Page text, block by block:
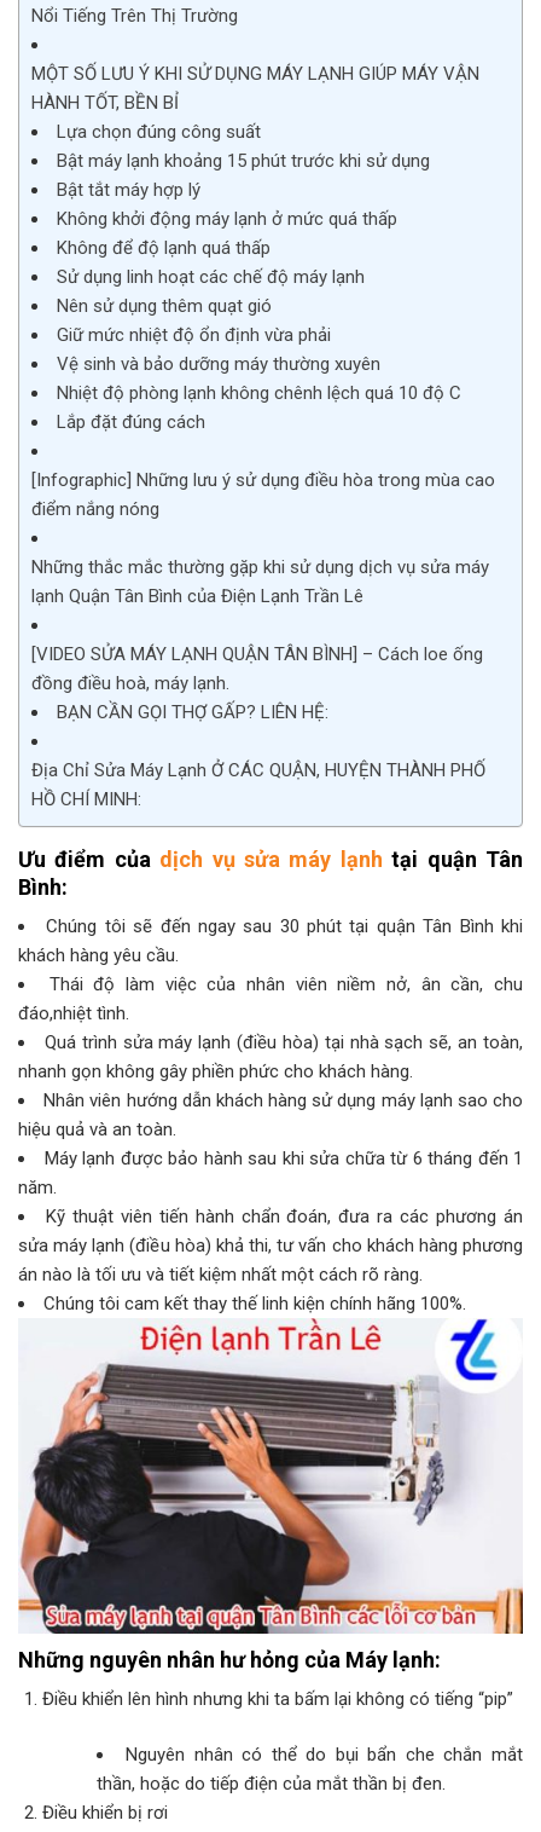
Nổi Tiếng Trên Thị Trường
MỘT SỐ LƯU Ý KHI SỬ DỤNG MÁY LẠNH GIÚP MÁY VẬN
HÀNH TỐT, BỀN BỈ
Lựa chọn đúng công suất
Bật máy lạnh khoảng 15 phút trước khi sử dụng
Bật tắt máy hợp lý
Không khởi động máy lạnh ở mức quá thấp
Không để độ lạnh quá thấp
Sử dụng linh hoạt các chế độ máy lạnh
Nên sử dụng thêm quạt gió
Giữ mức nhiệt độ ổn định vừa phải
Vệ sinh và bảo dưỡng máy thường xuyên
Nhiệt độ phòng lạnh không chênh lệch quá 10 độ C
Lắp đặt đúng cách
[Infographic] Những lưu ý sử dụng điều hòa trong mùa cao
điểm nắng nóng
Những thắc mắc thường gặp khi sử dụng dịch vụ sửa máy
lạnh Quận Tân Bình của Điện Lạnh Trần Lê
[VIDEO SỬA MÁY LẠNH QUẬN TÂN BÌNH] – Cách loe ống
đồng điều hoà, máy lạnh.
BẠN CẦN GỌI THỢ GẤP? LIÊN HỆ:
Địa Chỉ Sửa Máy Lạnh Ở CÁC QUẬN, HUYỆN THÀNH PHỐ
HỒ CHÍ MINH:
Ưu điểm của dịch vụ sửa máy lạnh tại quận Tân
Bình:
Chúng tôi sẽ đến ngay sau 30 phút tại quận Tân Bình khi
khách hàng yêu cầu.
Thái độ làm việc của nhân viên niềm nở, ân cần, chu
đáo,nhiệt tình.
Quá trình sửa máy lạnh (điều hòa) tại nhà sạch sẽ, an toàn,
nhanh gọn không gây phiền phức cho khách hàng.
Nhân viên hướng dẫn khách hàng sử dụng máy lạnh sao cho
hiệu quả và an toàn.
Máy lạnh được bảo hành sau khi sửa chữa từ 6 tháng đến 1
năm.
Kỹ thuật viên tiến hành chẩn đoán, đưa ra các phương án
sửa máy lạnh (điều hòa) khả thi, tư vấn cho khách hàng phương
án nào là tối ưu và tiết kiệm nhất một cách rõ ràng.
Chúng tôi cam kết thay thế linh kiện chính hãng 100%.
Những nguyên nhân hư hỏng của Máy lạnh:
Điều khiển lên hình nhưng khi ta bấm lại không có tiếng “pip”
Nguyên nhân có thể do bụi bẩn che chắn mắt
thần, hoặc do tiếp điện của mắt thần bị đen.
Điều khiển bị rơi